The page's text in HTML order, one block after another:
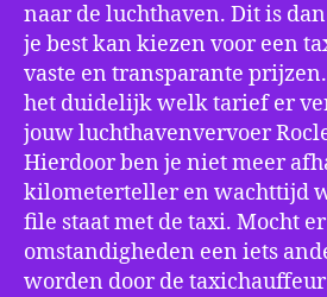
naar de luchthaven. Dit is
je best kan kiezen voor een
vaste en transparante
het duidelijk welk tarief er
jouw luchthavenvervoer
Hierdoor ben je niet meer
kilometerteller en wachttijd
file staat met de taxi. Mocht
omstandigheden een iets
worden door de